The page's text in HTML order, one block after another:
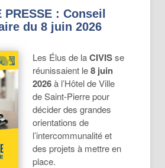
PRESSE : Conseil
du 8 juin 2026
Les Élus de laCIVISse
réunissaient le8 juin
2026à l’Hôtel de Ville
de Saint-Pierre pour
décider des grandes
orientations de
l’intercommunalité et
des projets à mettre en
place.